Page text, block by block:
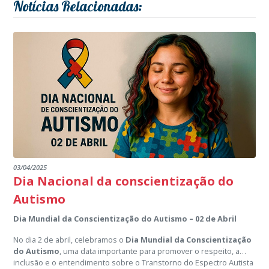
Notícias Relacionadas:
03/04/2025
Dia Nacional da conscientização do
Autismo
Dia Mundial da Conscientização do Autismo – 02 de Abril
No dia 2 de abril, celebramos o Dia Mundial da Conscientização
do Autismo, uma data importante para promover o respeito, a
inclusão e o entendimento sobre o Transtorno do Espectro Autista